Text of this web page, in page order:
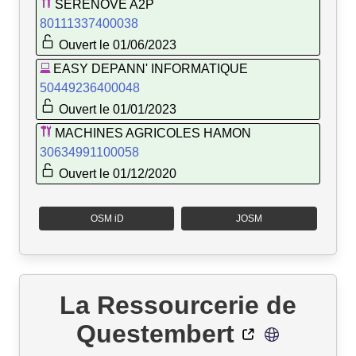
SERENOVE A2P
80111337400038
Ouvert le 01/06/2023
EASY DEPANN' INFORMATIQUE
50449236400048
Ouvert le 01/01/2023
MACHINES AGRICOLES HAMON
30634991100058
Ouvert le 01/12/2020
OSM iD JOSM
La Ressourcerie de
Questembert